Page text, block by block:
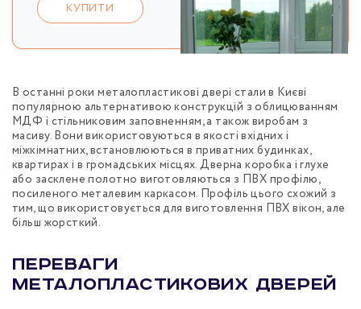
КУПИТИ
В останні роки металопластикові двері стали в Києві
популярною альтернативою конструкцій з облицюванням
МДФ і стільниковим заповненням, а також виробам з
масиву. Вони використовуються в якості вхідних і
міжкімнатних, встановлюються в приватних будинках,
квартирах і в громадських місцях. Дверна коробка і глухе
або засклене полотно виготовляються з ПВХ профілю,
посиленого металевим каркасом. Профіль цього схожий з
тим, що використовується для виготовлення ПВХ вікон, але
більш жорсткий.
Переваги
металопластикових дверей